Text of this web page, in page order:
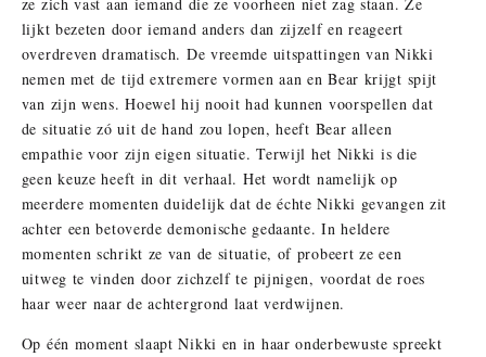
lijkt bezeten door iemand anders dan zijzelf en reageert
overdreven dramatisch. De vreemde uitspattingen van Nikki
nemen met de tijd extremere vormen aan en Bear krijgt spijt
van zijn wens. Hoewel hij nooit had kunnen voorspellen dat
de situatie zó uit de hand zou lopen, heeft Bear alleen
empathie voor zijn eigen situatie. Terwijl het Nikki is die
geen keuze heeft in dit verhaal. Het wordt namelijk op
meerdere momenten duidelijk dat de échte Nikki gevangen zit
achter een betoverde demonische gedaante. In heldere
momenten schrikt ze van de situatie, of probeert ze een
uitweg te vinden door zichzelf te pijnigen, voordat de roes
haar weer naar de achtergrond laat verdwijnen.
Op één moment slaapt Nikki en in haar onderbewuste spreekt